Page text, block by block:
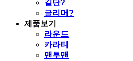
길단?
글리머?
제품보기
라운드
카라티
맨투맨